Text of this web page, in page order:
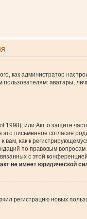
как администратор
аватары,
1998), или Акт о защите
письменное согласие
вам, как к
по правовым
с этой
не имеет юридической
регистрацию новых